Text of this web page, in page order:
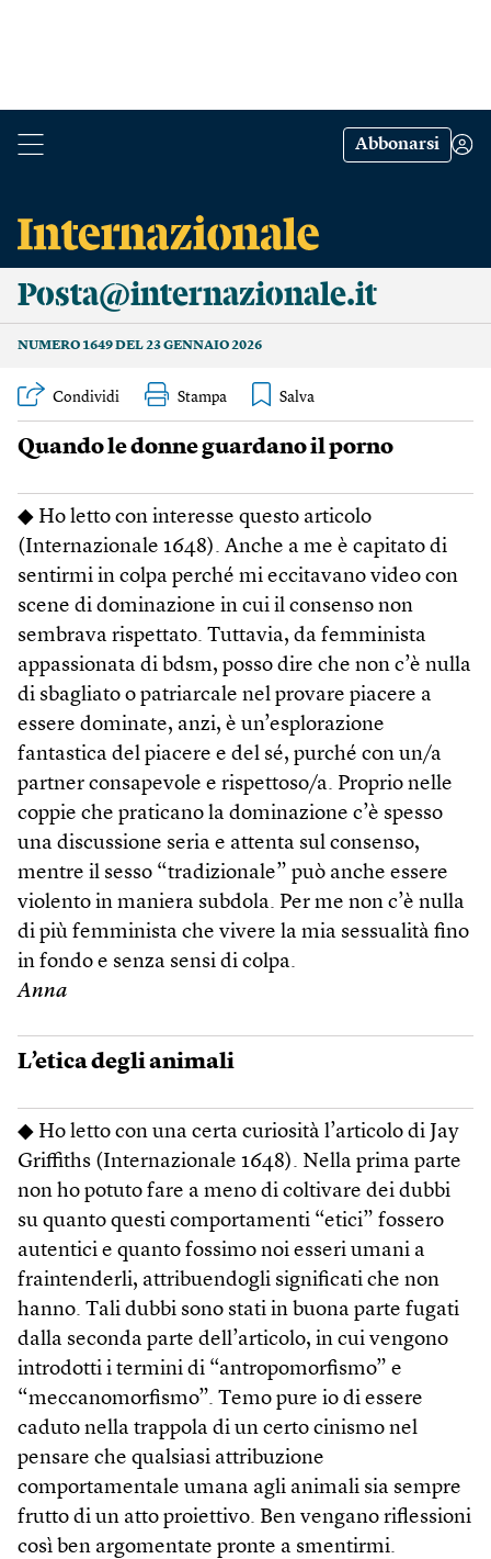
Abbonarsi
Posta@internazionale.it
NUMERO 1649 DEL 23 GENNAIO 2026
Condividi Stampa
Quando le donne guardano il porno
◆ Ho letto con interesse questo articolo
(Internazionale 1648). Anche a me è capitato di
sentirmi in colpa perché mi eccitavano video con
scene di dominazione in cui il consenso non
sembrava rispettato. Tuttavia, da femminista
appassionata di bdsm, posso dire che non c’è nulla
di sbagliato o patriarcale nel provare piacere a
essere dominate, anzi, è un’esplorazione
fantastica del piacere e del sé, purché con un/a
partner consapevole e rispettoso/a. Proprio nelle
coppie che praticano la dominazione c’è spesso
una discussione seria e attenta sul consenso,
mentre il sesso “tradizionale” può anche essere
violento in maniera subdola. Per me non c’è nulla
di più femminista che vivere la mia sessualità fino
in fondo e senza sensi di colpa.
Anna
L’etica degli animali
◆ Ho letto con una certa curiosità l’articolo di Jay
Griffiths (Internazionale 1648). Nella prima parte
non ho potuto fare a meno di coltivare dei dubbi
su quanto questi comportamenti “etici” fossero
autentici e quanto fossimo noi esseri umani a
fraintenderli, attribuendogli significati che non
hanno. Tali dubbi sono stati in buona parte fugati
dalla seconda parte dell’articolo, in cui vengono
introdotti i termini di “antropomorfismo” e
“meccanomorfismo”. Temo pure io di essere
caduto nella trappola di un certo cinismo nel
pensare che qualsiasi attribuzione
comportamentale umana agli animali sia sempre
frutto di un atto proiettivo. Ben vengano riflessioni
così ben argomentate pronte a smentirmi.